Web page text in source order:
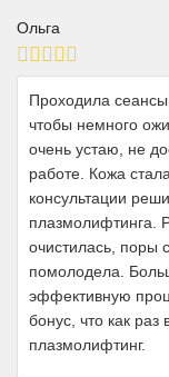
Ольга
Проходила
чтобы немного
очень устаю, не
работе. Кожа
консультации
плазмолифтинга.
очистилась, поры
помолодела.
эффективную
бонус, что как раз
плазмолифтинг.